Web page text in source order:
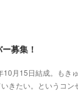
募集！
月15日結成。も
きたい。というコ